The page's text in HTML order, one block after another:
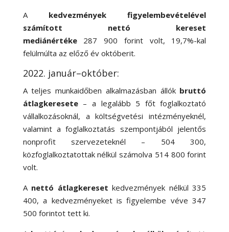
A kedvezmények figyelembevételével
számított nettó kereset
mediánértéke
287 900 forint volt, 19,7%-kal
felülmúlta az előző év októberit.
2022. január–október:
A teljes munkaidőben alkalmazásban állók bruttó
átlagkeresete – a legalább 5 főt foglalkoztató
vállalkozásoknál, a költségvetési intézményeknél,
valamint a foglalkoztatás szempontjából jelentős
nonprofit szervezeteknél – 504 300,
közfoglalkoztatottak nélkül számolva 514 800 forint
volt.
A nettó átlagkereset kedvezmények nélkül 335
400, a kedvezményeket is figyelembe véve 347
500 forintot tett ki.